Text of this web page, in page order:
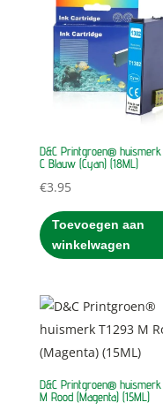
D&C Printgroen® huismerk
C Blauw (Cyan) (18ML)
€3.95
Toevoegen aan
winkelwagen
D&C Printgroen® huismerk
M Rood (Magenta) (15ML)